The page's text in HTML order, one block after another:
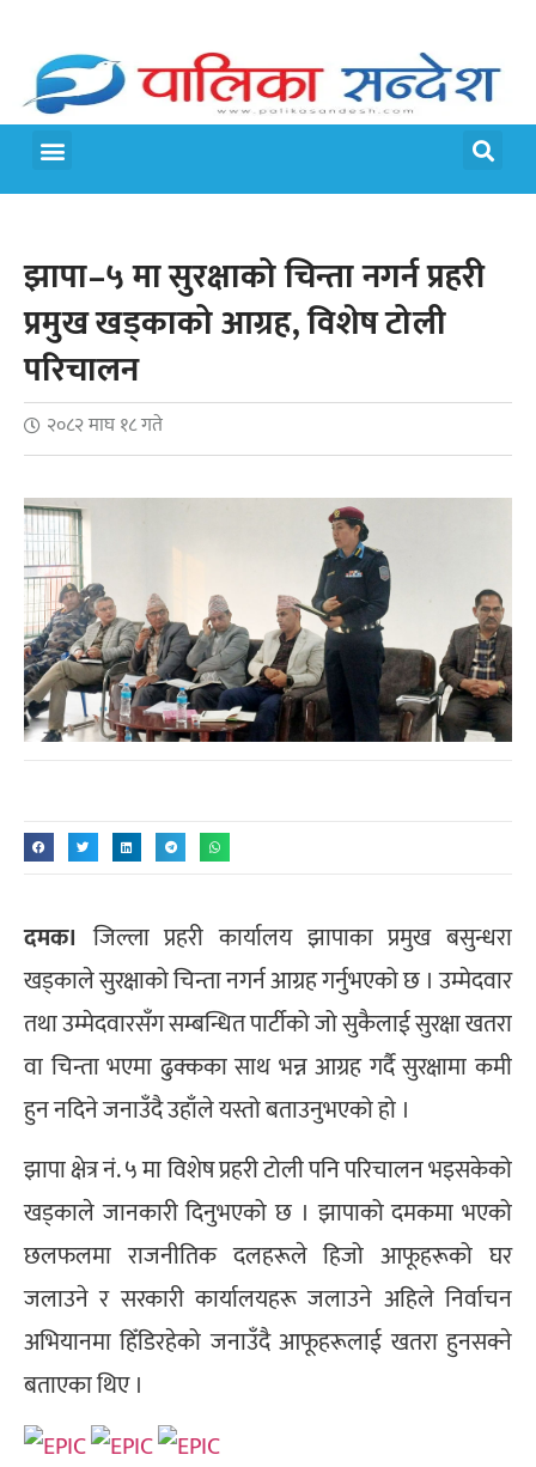
झापा–५ मा सुरक्षाको चिन्ता नगर्न प्रहरी
प्रमुख खड्काको आग्रह, विशेष टोली
परिचालन
२०८२ माघ १८ गते
दमक। जिल्ला प्रहरी कार्यालय झापाका प्रमुख बसुन्धरा
खड्काले सुरक्षाको चिन्ता नगर्न आग्रह गर्नुभएको छ । उम्मेदवार
तथा उम्मेदवारसँग सम्बन्धित पार्टीको जो सुकैलाई सुरक्षा खतरा
वा चिन्ता भएमा ढुक्कका साथ भन्न आग्रह गर्दै सुरक्षामा कमी
हुन नदिने जनाउँदै उहाँले यस्तो बताउनुभएको हो ।
झापा क्षेत्र नं. ५ मा विशेष प्रहरी टोली पनि परिचालन भइसकेको
खड्काले जानकारी दिनुभएको छ । झापाको दमकमा भएको
छलफलमा राजनीतिक दलहरूले हिजो आफूहरूको घर
जलाउने र सरकारी कार्यालयहरू जलाउने अहिले निर्वाचन
अभियानमा हिँडिरहेको जनाउँदै आफूहरूलाई खतरा हुनसक्ने
बताएका थिए ।